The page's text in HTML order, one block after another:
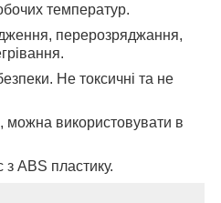
температур.
перерозряджання,
Не токсичні та не
можна використовувати в
з ABS пластику.